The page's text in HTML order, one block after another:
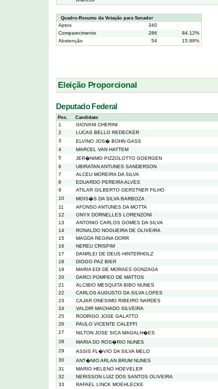
Quadro-Resumo da Votação para Senador
Aptos
340
Comparecimento
286
84.12%
Abstenção
54 15.88%
Eleição Proporcional
Deputado Federal
Pos. Candidato
1
GIOVANI CHERINI
2
LUCAS BELLO REDECKER
3
ELVINO JOS� BOHN GASS
4
MARCEL VAN HATTEM
5
JER�NIMO PIZZOLOTTO GOERGEN
6
UBIRATAN ANTUNES SANDERSON
7
ALCEU MOREIRA DA SILVA
8
EDUARDO PEREIRA ALVES
9
ATILAR GILBERTO GERSTNER FILHO
10
MOIS�S DA SILVA BARBOZA
11
AFONSO ANTUNES DA MOTTA
12
ONYX DORNELLES LORENZONI
13
ANTONIO CARLOS GOMES DA SILVA
14
RONALDO NOGUEIRA DE OLIVEIRA
15
MAGDA REGINA DORR
16
NEREU CRISPIM
17
DANRLEI DE DEUS HINTERHOLZ
18
DIOGO PAZ BIER
19
MARIA EDI DE MORAES GONZAGA
20
DARCI POMPEO DE MATTOS
21
ALCIBIO MESQUITA BIBO NUNES
22
CARLOS AUGUSTO DA SILVA LOPES
23
CAJAR ONESIMO RIBEIRO NARDES
24
VALDIR MACHADO SILVEIRA
25
RODRIGO JOSE GALATTO
26
PAULO VICENTE CALEFFI
27
NILTON JOSE SICA MAGALH�ES
28
MARIA DO ROS�RIO NUNES
29
ASSIS FL�VIO DA SILVA MELO
30
ANT�NIO ARLAN BRUM NUNES
31
MARIO HELENO HOEVELER
32
NERISSON LUIZ DOS SANTOS OLIVEIRA
33
RAFAEL LINCK MOEHLECKE